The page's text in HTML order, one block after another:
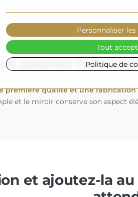
pouvez faire
première qualité et une fabrication
et le miroir conserve son aspect
et ajoutez-la
Politique de
Personnaliser
Tout